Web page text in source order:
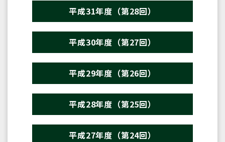
平成31年度（第28回）
平成30年度（第27回）
平成29年度（第26回）
平成28年度（第25回）
平成27年度（第24回）